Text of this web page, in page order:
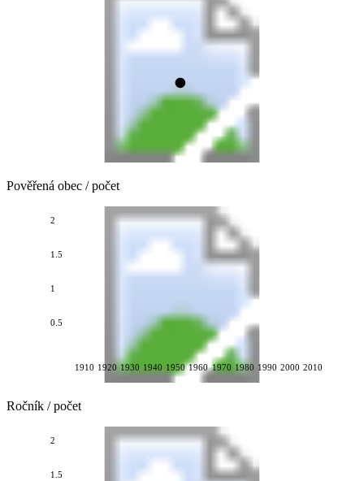
Pověřená obec / počet
1910 1920 1930 1940 1950 1960 1970 1980 1990 2000 2010
0.5
1
1.5
2
Ročník / počet
1.5
2